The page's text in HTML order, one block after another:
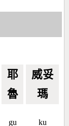
耶
魯
威妥
瑪
gu
ku